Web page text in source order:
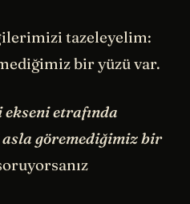
tazeleyelim:
bir yüzü var.
ekseni etrafında
asla göremediğimiz bir